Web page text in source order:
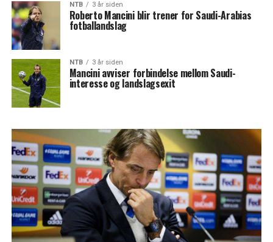
NTB 3 år siden
Roberto Mancini blir trener for Saudi-Arabias
fotballandslag
NTB 3 år siden
Mancini avviser forbindelse mellom Saudi-
interesse og landslagsexit